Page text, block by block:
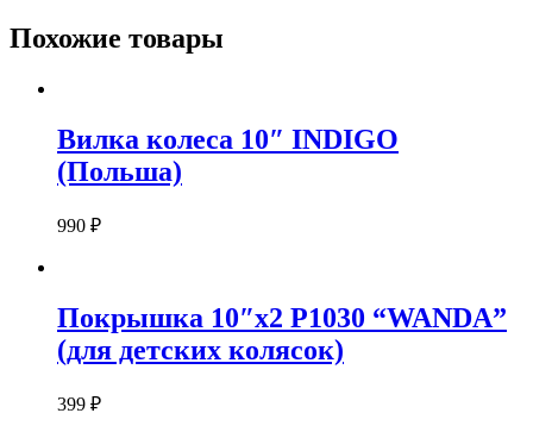
Похожие товары
Вилка колеса 10″ INDIGO
(Польша)
990 ₽
Покрышка 10″х2 P1030 “WANDA”
(для детских колясок)
399 ₽